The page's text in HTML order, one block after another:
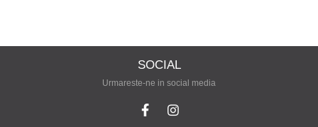
SOCIAL
Urmareste-ne in social media